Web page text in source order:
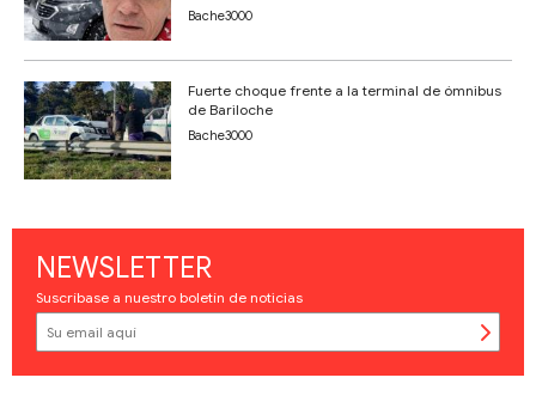
Bache3000
Fuerte choque frente a la terminal de ómnibus
de Bariloche
Bache3000
NEWSLETTER
Suscríbase a nuestro boletín de noticias